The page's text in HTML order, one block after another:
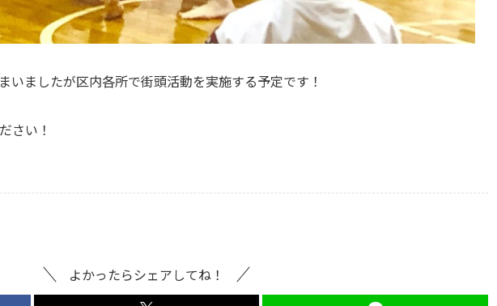
いましたが区内各所で街頭活動を実施する予定です！
さい！
よかったらシェアしてね！